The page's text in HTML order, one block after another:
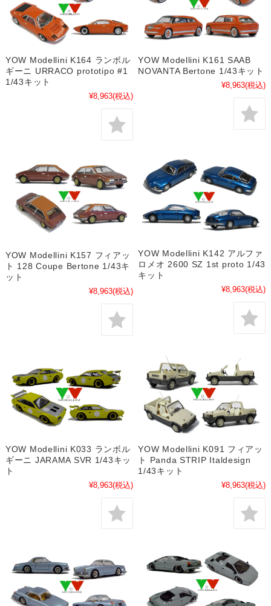
YOW Modellini K164 ランボル
ギーニ URRACO prototipo #1
1/43キット
¥8,963(税込)
YOW Modellini K161 SAAB
NOVANTA Bertone 1/43キット
¥8,963(税込)
YOW Modellini K157 フィアッ
ト 128 Coupe Bertone 1/43キ
ット
¥8,963(税込)
YOW Modellini K142 アルファ
ロメオ 2600 SZ 1st proto 1/43
キット
¥8,963(税込)
YOW Modellini K033 ランボル
ギーニ JARAMA SVR 1/43キッ
ト
¥8,963(税込)
YOW Modellini K091 フィアッ
ト Panda STRIP Italdesign
1/43キット
¥8,963(税込)